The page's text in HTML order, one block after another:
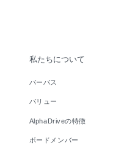
私たちについて
パーパス
バリュー
AlphaDriveの特徴
ボードメンバー